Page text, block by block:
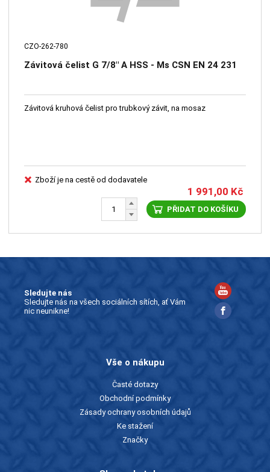
CZO-262-780
Závitová čelist G 7/8" A HSS - Ms CSN EN 24 231
Závitová kruhová čelist pro trubkový závit, na mosaz
Zboží je na cestě od dodavatele
1 991,00 Kč
PŘIDAT DO KOŠÍKU
Sledujte nás
Sledujte nás na všech sociálních sítích, ať Vám
nic neunikne!
Vše o nákupu
Časté dotazy
Obchodní podmínky
Zásady ochrany osobních údajů
Ke stažení
Značky